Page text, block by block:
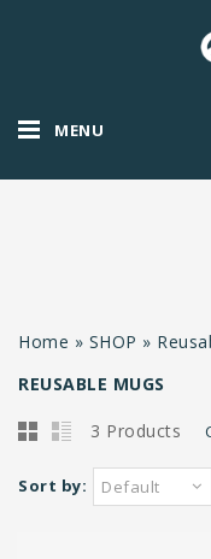
MENU
Home » SHOP »
REUSABLE MUGS
3 Products
Sort by: Default